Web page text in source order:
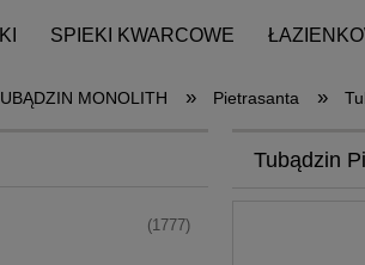
SPIEKI KWARCOWE
MONOLITH » Pietrasanta »
(1777)
Tubądzin